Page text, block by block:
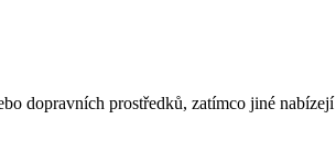
dopravních prostředků, zatímco jiné nabízejí